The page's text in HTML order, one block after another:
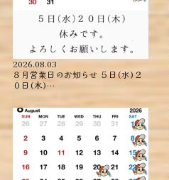
2026.08.03
８月営業日のお知らせ ５日(水)２
０日(木)…